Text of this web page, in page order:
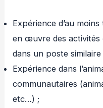
Expérience d’au
en œuvre des activités
dans un poste similaire
Expérience dans
communautaires
etc…) ;